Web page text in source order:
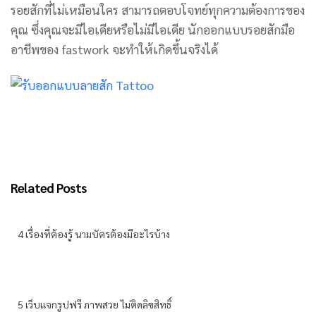
รอยสักที่ไม่เหมือนใคร สามารถตอบโจทย์ทุกความต้องการของ
คุณ ซึ่งคุณจะมีไอเดียหรือไม่มีไอเดีย นักออกแบบรอยสักมือ
อาชีพของ fastwork จะทำให้เกิดขึ้นจริงได้
Related Posts
4 เรื่องที่ต้องรู้ นามบัตรต้องมีอะไรบ้าง
5 เว็บแจกรูปฟรี ภาพสวย ไม่ติดลิขสิทธิ์